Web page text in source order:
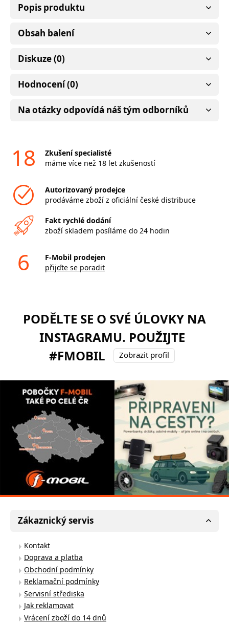
Popis produktu
Obsah balení
Diskuze (0)
Hodnocení (0)
Na otázky odpovídá náš tým odborníků
18
Zkušení specialisté
máme více než 18 let zkušeností
Autorizovaný prodejce
prodáváme zboží z oficiální české distribuce
Fakt rychlé dodání
zboží skladem posíláme do 24 hodin
6
F-Mobil prodejen
přijďte se poradit
PODĚLTE SE O SVÉ ÚLOVKY NA
INSTAGRAMU. POUŽIJTE
#FMOBIL
Zobrazit profil
Zákaznický servis
Kontakt
Doprava a platba
Obchodní podmínky
Reklamační podmínky
Servisní střediska
Jak reklamovat
Vrácení zboží do 14 dnů